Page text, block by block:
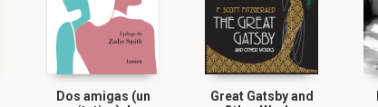
Dos amigas (un
Great Gatsby and